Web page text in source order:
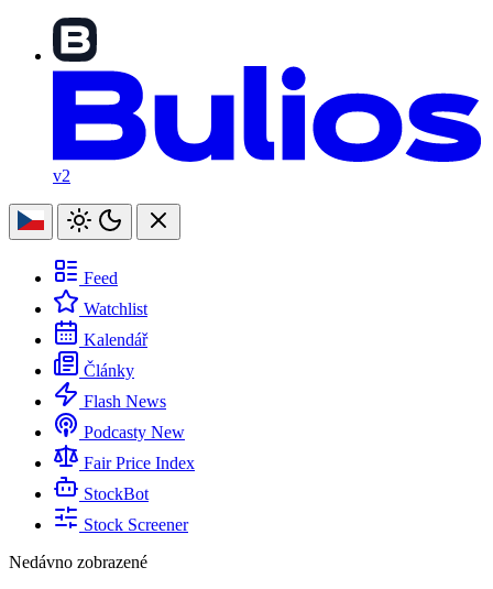
v2
Feed
Watchlist
Kalendář
Články
Flash News
Podcasty New
Fair Price Index
StockBot
Stock Screener
Nedávno zobrazené